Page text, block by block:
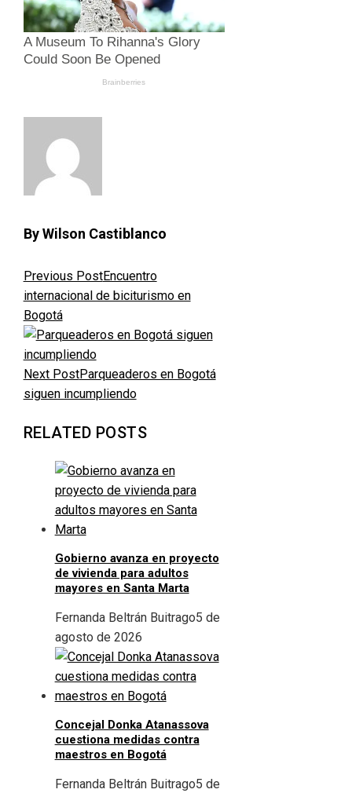
By Wilson Castiblanco
Previous PostEncuentro
internacional de biciturismo en
Bogotá
Next PostParqueaderos en Bogotá
siguen incumpliendo
RELATED POSTS
Gobierno avanza en proyecto
de vivienda para adultos
mayores en Santa Marta
Fernanda Beltrán Buitrago5 de
agosto de 2026
Concejal Donka Atanassova
cuestiona medidas contra
maestros en Bogotá
Fernanda Beltrán Buitrago5 de